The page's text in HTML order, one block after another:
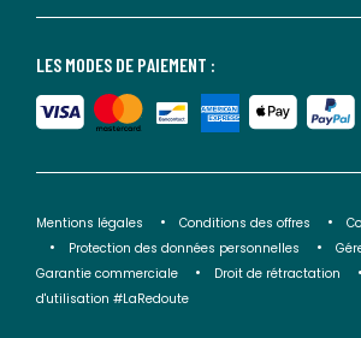
LES MODES DE PAIEMENT :
Mentions légales Conditions des offres
Protection des données personnelles
Garantie commerciale
Droit de rétractation
d'utilisation #LaRedoute